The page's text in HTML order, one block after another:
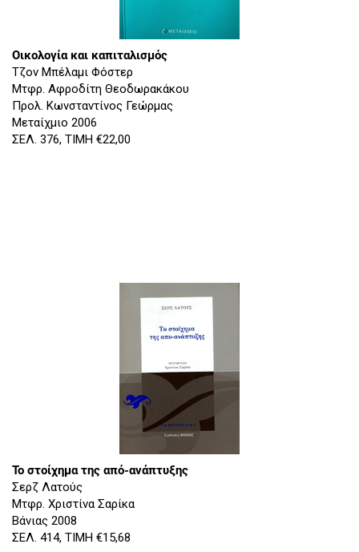
Οικολογία και καπιταλισμός
Τζον Μπέλαμι Φόστερ
Μτφρ. Αφροδίτη Θεοδωρακάκου
Προλ. Κωνσταντίνος Γεώρμας
Μεταίχμιο 2006
ΣΕΛ. 376, ΤΙΜΗ €22,00
Το στοίχημα της από-ανάπτυξης
Σερζ Λατούς
Μτφρ. Χριστίνα Σαρίκα
Βάνιας 2008
ΣΕΛ. 414, ΤΙΜΗ €15,68